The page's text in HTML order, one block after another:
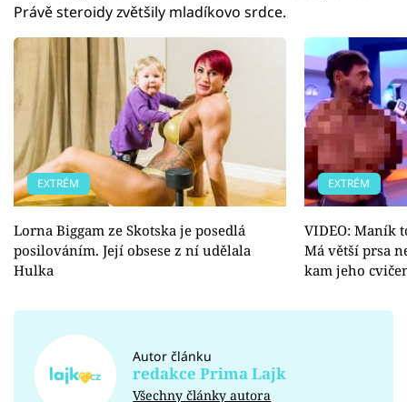
Právě steroidy zvětšily mladíkovo srdce.
EXTRÉM
Lorna Biggam ze Skotska je posedlá
posilováním. Její obsese z ní udělala
Hulka
EXTRÉM
VIDEO: Maník
Má větší prsa
kam jeho
Autor článku
redakce Prima Lajk
Všechny články autora